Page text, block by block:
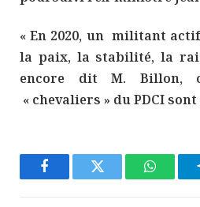
« En 2020, un militant
la paix, la stabilité, la
encore dit M. Billon,
« chevaliers » du PDCI
FacebookTwitter